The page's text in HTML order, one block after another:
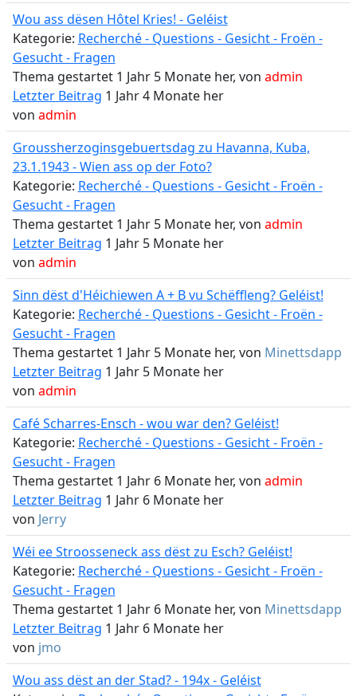
Wou ass dësen Hôtel Kries! - Geléist
Kategorie: Recherché - Questions - Gesicht - Froën -
Gesucht - Fragen
Thema gestartet 1 Jahr 5 Monate her, von admin
Letzter Beitrag 1 Jahr 4 Monate her
von admin
Groussherzoginsgebuertsdag zu Havanna, Kuba,
23.1.1943 - Wien ass op der Foto?
Kategorie: Recherché - Questions - Gesicht - Froën -
Gesucht - Fragen
Thema gestartet 1 Jahr 5 Monate her, von admin
Letzter Beitrag 1 Jahr 5 Monate her
von admin
Sinn dëst d'Héichiewen A + B vu Schëffleng? Geléist!
Kategorie: Recherché - Questions - Gesicht - Froën -
Gesucht - Fragen
Thema gestartet 1 Jahr 5 Monate her, von Minettsdapp
Letzter Beitrag 1 Jahr 5 Monate her
von admin
Café Scharres-Ensch - wou war den? Geléist!
Kategorie: Recherché - Questions - Gesicht - Froën -
Gesucht - Fragen
Thema gestartet 1 Jahr 6 Monate her, von admin
Letzter Beitrag 1 Jahr 6 Monate her
von Jerry
Wéi ee Stroosseneck ass dëst zu Esch? Geléist!
Kategorie: Recherché - Questions - Gesicht - Froën -
Gesucht - Fragen
Thema gestartet 1 Jahr 6 Monate her, von Minettsdapp
Letzter Beitrag 1 Jahr 6 Monate her
von jmo
Wou ass dëst an der Stad? - 194x - Geléist